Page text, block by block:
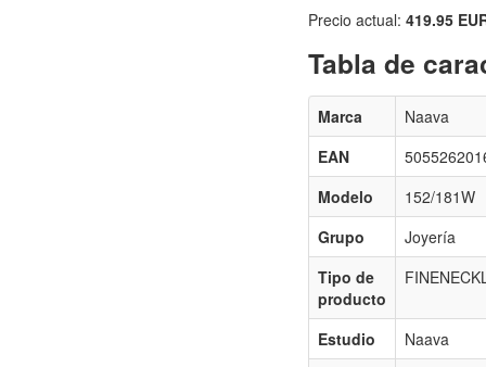
Precio actual: 419.95
Tabla de
Marca
Naava
EAN
Modelo
152/181W
Grupo
Joyería
Tipo de
producto
Estudio
Naava